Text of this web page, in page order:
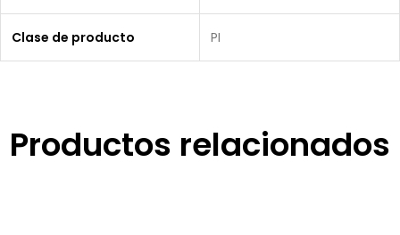
Clase de producto PI
Productos relacionados